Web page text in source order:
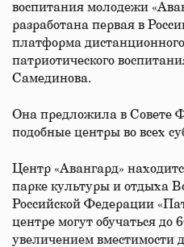
воспитания молодежи
разработана первая в
платформа
патриотического
Самединова.
Она предложила в Совете
подобные центры во всех
Центр «Авангард»
парке культуры и отдыха
Российской Федерации
центре могут обучаться до
увеличением вместимости